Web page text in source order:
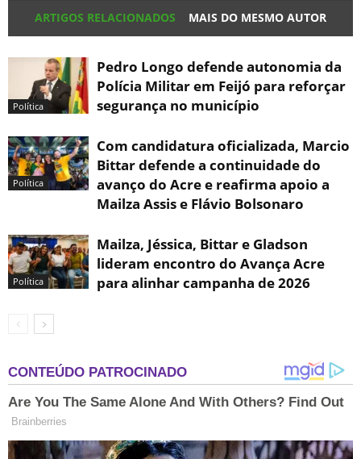
ARTIGOS RELACIONADOS MAIS DO MESMO AUTOR
Política
Pedro Longo defende autonomia da
Polícia Militar em Feijó para reforçar
segurança no município
Política
Com candidatura oficializada, Marcio
Bittar defende a continuidade do
avanço do Acre e reafirma apoio a
Mailza Assis e Flávio Bolsonaro
Política
Mailza, Jéssica, Bittar e Gladson
lideram encontro do Avança Acre
para alinhar campanha de 2026